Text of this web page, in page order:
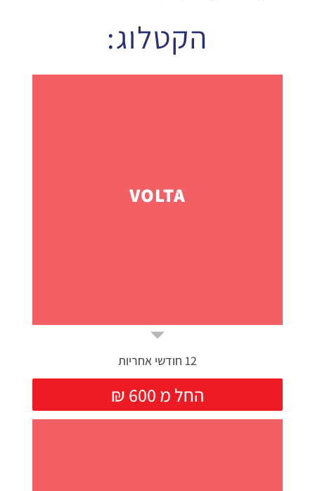
הקטלוג:
VOLTA
12 חודשי אחריות
₪ החל מ 600